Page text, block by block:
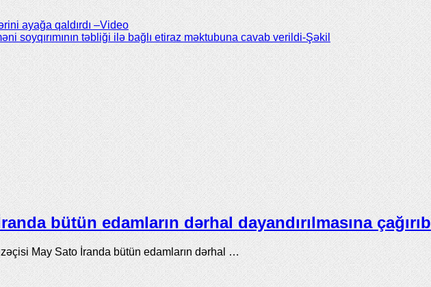
ayağa qaldırdı –Video
soyqırımının təbliği ilə bağlı etiraz məktubuna cavab verildi-Şəkil
bütün edamların dərhal dayandırılmasına çağırıb
May Sato İranda bütün edamların dərhal …